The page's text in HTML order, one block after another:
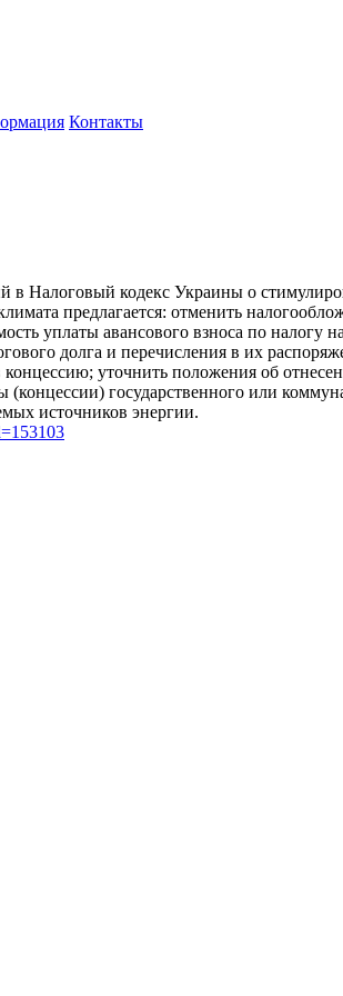
Контакты
в Налоговый кодекс Украины о
предлагается: отменить
уплаты авансового взноса по налогу
долга и перечисления в их
уточнить положения об
государственного или
источников энергии.